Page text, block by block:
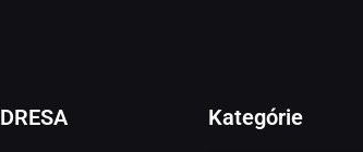
Kategórie